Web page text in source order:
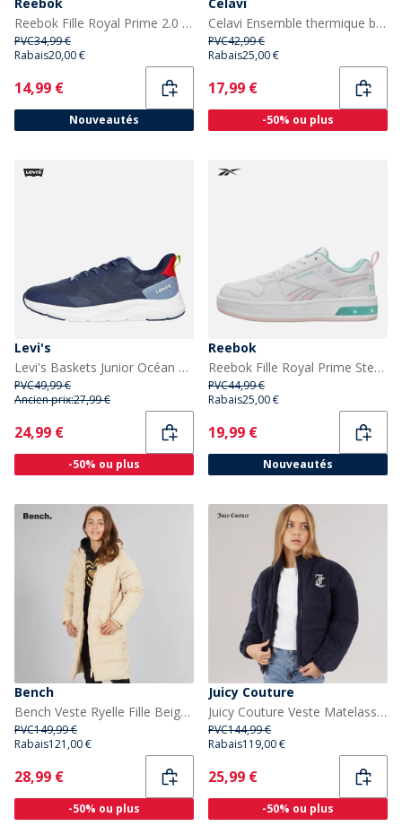
Reebok Fille Royal Prime 2.0 Deux Sangles Velcro Baskets Blanc/Blanc/Glitch Aqua
PVC34,99 €
Rabais20,00 €
Current
14,99 €
Nouveautés
Celavi Ensemble thermique basique uni Enfant Celavie Misty Rose
PVC42,99 €
Rabais25,00 €
Current
17,99 €
-50% ou plus
Levi's
Levi's Baskets Junior Océan Bleu Marine/Rouge 0290 Navy Red 0290
PVC49,99 €
Ancien prix:27,99 €
Current
24,99 €
-50% ou plus
Reebok
Reebok Fille Royal Prime Step N Flash Baskets Blanc/Frosted Berry/Glitch Aqua
PVC44,99 €
Rabais25,00 €
Current
19,99 €
Nouveautés
Bench
Bench Veste Ryelle Fille Beige Clair
PVC149,99 €
Rabais121,00 €
Current
28,99 €
-50% ou plus
Juicy Couture
Juicy Couture Veste Matelassée en velours à col cheminée Fille Ciel nocturne
PVC144,99 €
Rabais119,00 €
Current
25,99 €
-50% ou plus